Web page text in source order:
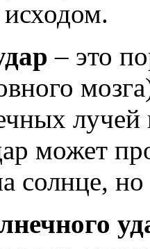
– это
лучей
может
солнце,